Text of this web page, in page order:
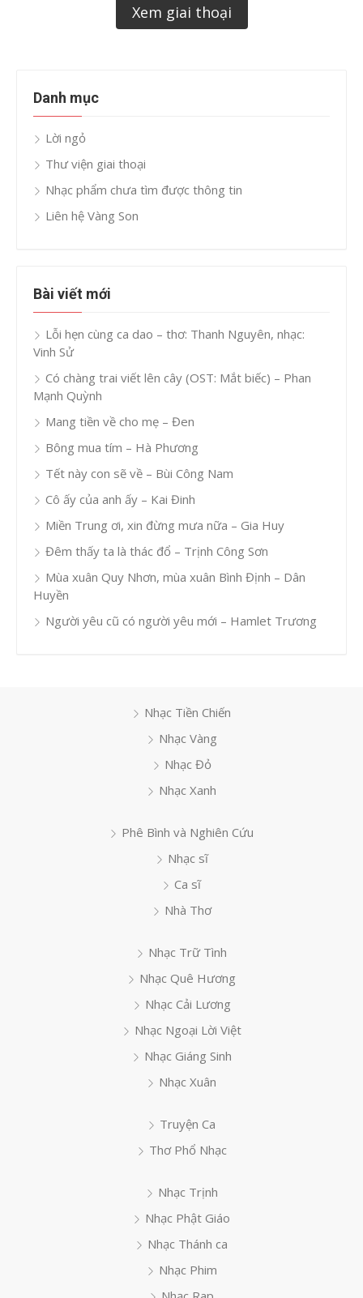
Xem giai thoại
Danh mục
Lời ngỏ
Thư viện giai thoại
Nhạc phẩm chưa tìm được thông tin
Liên hệ Vàng Son
Bài viết mới
Lỗi hẹn cùng ca dao – thơ: Thanh Nguyên, nhạc:
Vinh Sử
Có chàng trai viết lên cây (OST: Mắt biếc) – Phan
Mạnh Quỳnh
Mang tiền về cho mẹ – Đen
Bông mua tím – Hà Phương
Tết này con sẽ về – Bùi Công Nam
Cô ấy của anh ấy – Kai Đinh
Miền Trung ơi, xin đừng mưa nữa – Gia Huy
Đêm thấy ta là thác đổ – Trịnh Công Sơn
Mùa xuân Quy Nhơn, mùa xuân Bình Định – Dân
Huyền
Người yêu cũ có người yêu mới – Hamlet Trương
Nhạc Tiền Chiến
Nhạc Vàng
Nhạc Đỏ
Nhạc Xanh
Phê Bình và Nghiên Cứu
Nhạc sĩ
Ca sĩ
Nhà Thơ
Nhạc Trữ Tình
Nhạc Quê Hương
Nhạc Cải Lương
Nhạc Ngoại Lời Việt
Nhạc Giáng Sinh
Nhạc Xuân
Truyện Ca
Thơ Phổ Nhạc
Nhạc Trịnh
Nhạc Phật Giáo
Nhạc Thánh ca
Nhạc Phim